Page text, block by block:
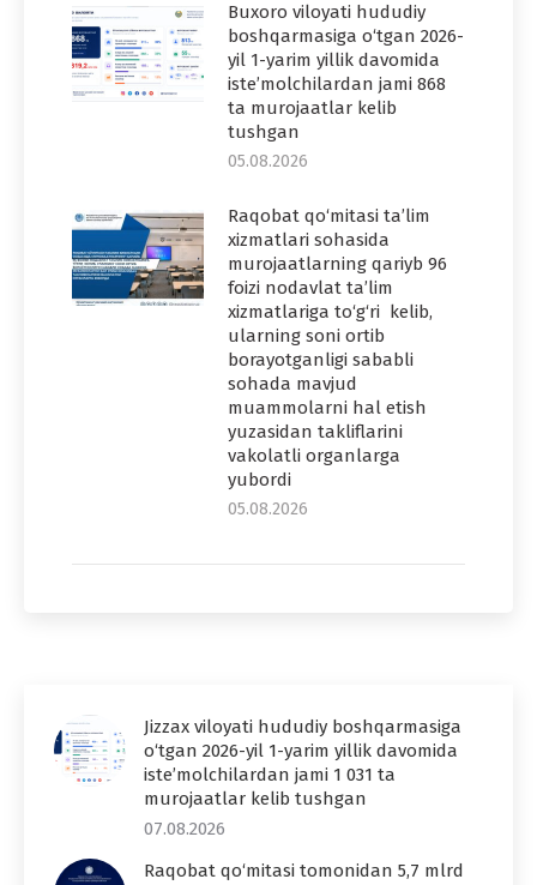
Buxoro viloyati hududiy
boshqarmasiga o‘tgan 2026-
yil 1-yarim yillik davomida
iste’molchilardan jami 868
ta murojaatlar kelib
tushgan
05.08.2026
Raqobat qo‘mitasi ta’lim
xizmatlari sohasida
murojaatlarning qariyb 96
foizi nodavlat ta’lim
xizmatlariga to‘g‘ri kelib,
ularning soni ortib
borayotganligi sababli
sohada mavjud
muammolarni hal etish
yuzasidan takliflarini
vakolatli organlarga
yubordi
05.08.2026
Jizzax viloyati hududiy boshqarmasiga
o‘tgan 2026-yil 1-yarim yillik davomida
iste’molchilardan jami 1 031 ta
murojaatlar kelib tushgan
07.08.2026
Raqobat qo‘mitasi tomonidan 5,7 mlrd